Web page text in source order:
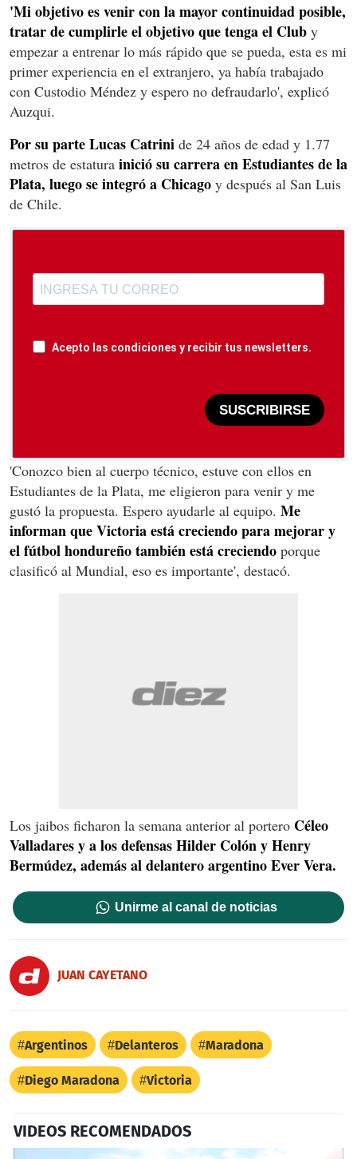
'Mi objetivo es venir con la mayor continuidad posible,
tratar de cumplirle el objetivo que tengael Club y
empezar a entrenar lo más rápido que se pueda, esta es mi
primer experiencia en el extranjero, ya había trabajado
con Custodio Méndez y espero no defraudarlo', explicó
Auzqui.
Por su parte Lucas Catrini de 24 años de edad y 1.77
metros de estatura inició su carrera en Estudiantes de la
Plata, luego se integró a Chicago y después al San Luis
de Chile.
Acepto las condiciones y recibir tus newsletters.
SUSCRIBIRSE
'Conozco bien al cuerpo técnico, estuve con ellos en
Estudiantes de la Plata, me eligieron para venir y me
gustó la propuesta. Espero ayudarle al equipo. Me
informan que Victoria está creciendo para mejorar y
el fútbol hondureño también está creciendo porque
clasificó al Mundial, eso es importante', destacó.
Los jaibos ficharon la semana anterior al portero Céleo
Valladares y a los defensas Hilder Colón y Henry
Bermúdez, además al delantero argentino Ever Vera.
Unirme al canal de noticias
JUAN CAYETANO
Argentinos Delanteros Maradona
Diego Maradona Victoria
VIDEOS RECOMENDADOS